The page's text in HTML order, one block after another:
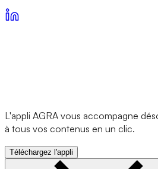
L'appli AGRA vous accompagne
à tous vos contenus en un clic.
Téléchargez l'appli